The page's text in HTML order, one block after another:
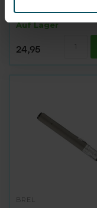
Auf Lager
24,95
BREL